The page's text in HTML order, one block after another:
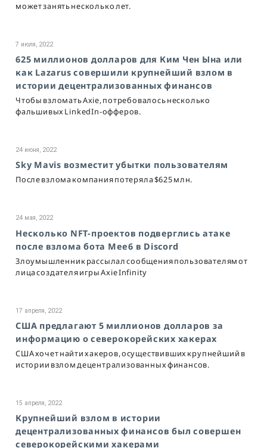
может занять несколько лет.
7 июля, 2022
625 миллионов долларов для Ким Чен Ына или
как Lazarus совершили крупнейший взлом в
истории децентрализованных финансов
Чтобы взломать Axie, потребовалось несколько
фальшивых LinkedIn-офферов.
24 июня, 2022
Sky Mavis возместит убытки пользователям
После взлома компания потеряла $625 млн.
24 мая, 2022
Несколько NFT-проектов подверглись атаке
после взлома бота Mee6 в Discord
Злоумышленник рассылал сообщения пользователям от
лица создателя игры Axie Infinity
17 апреля, 2022
США предлагают 5 миллионов долларов за
информацию о северокорейских хакерах
CША хочет найти хакеров, осуществивших крупнейший в
истории взлом децентрализованных финансов.
15 апреля, 2022
Крупнейший взлом в истории
децентрализованных финансов был совершен
северокорейскими хакерами